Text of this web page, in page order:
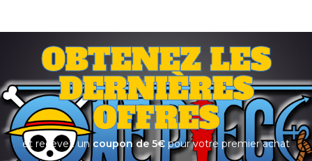
OBTENEZ LES
DERNIÈRES
OFFRES
et recevez un coupon de 5€ pour votre premier achat